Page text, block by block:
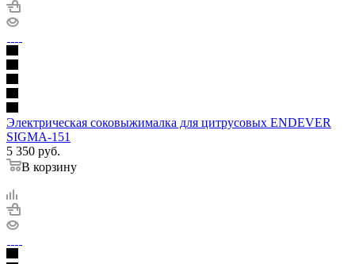
Электрическая соковыжималка для цитрусовых ENDEVER
SIGMA-151
5 350 руб.
В корзину